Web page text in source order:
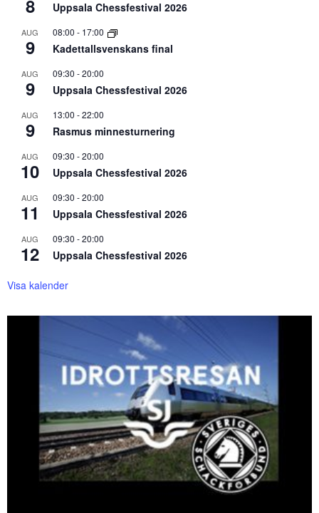
8 Uppsala Chessfestival 2026
AUG
9
08:00 - 17:00
Kadettallsvenskans final
AUG
9
09:30 -20:00
Uppsala Chessfestival 2026
AUG
9
13:00 -22:00
Rasmus minnesturnering
AUG
10
09:30 -20:00
Uppsala Chessfestival 2026
AUG
11
09:30 -20:00
Uppsala Chessfestival 2026
AUG
12
09:30 -20:00
Uppsala Chessfestival 2026
Visa kalender